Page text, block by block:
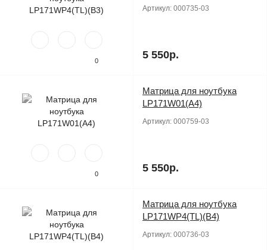
0
Артикул: 000735-03
5 550р.
0
Матрица для ноутбука
LP171W01(A4)
Артикул: 000759-03
5 550р.
Матрица для ноутбука
LP171WP4(TL)(B4)
Артикул: 000736-03